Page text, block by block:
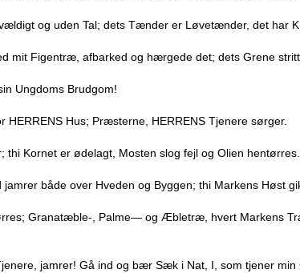
og uden Tal; dets Tænder er Løvetænder, det har
mit Figentræ, afbarked og hærgede det; dets Grene
Ungdoms Brudgom!
HERRENS Hus; Præsterne, HERRENS Tjenere sørger.
Kornet er ødelagt, Mosten slog fejl og Olien hentørres.
både over Hveden og Byggen; thi Markens Høst
Granatæble-, Palme— og Æbletræ, hvert Markens
jamrer! Gå ind og bær Sæk i Nat, I, som tjener min